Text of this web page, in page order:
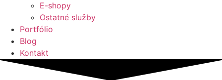
E-shopy
Ostatné služby
Portfólio
Blog
Kontakt